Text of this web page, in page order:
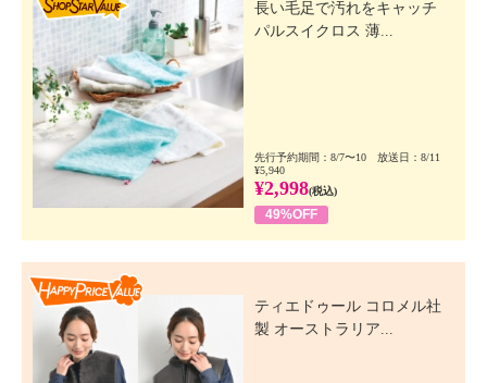
長い毛足で汚れをキャッチ
パルスイクロス 薄...
先行予約期間：8/7〜10 放送日：8/11
¥5,940
¥2,998(税込)
49%OFF
ティエドゥール コロメル社
製 オーストラリア...